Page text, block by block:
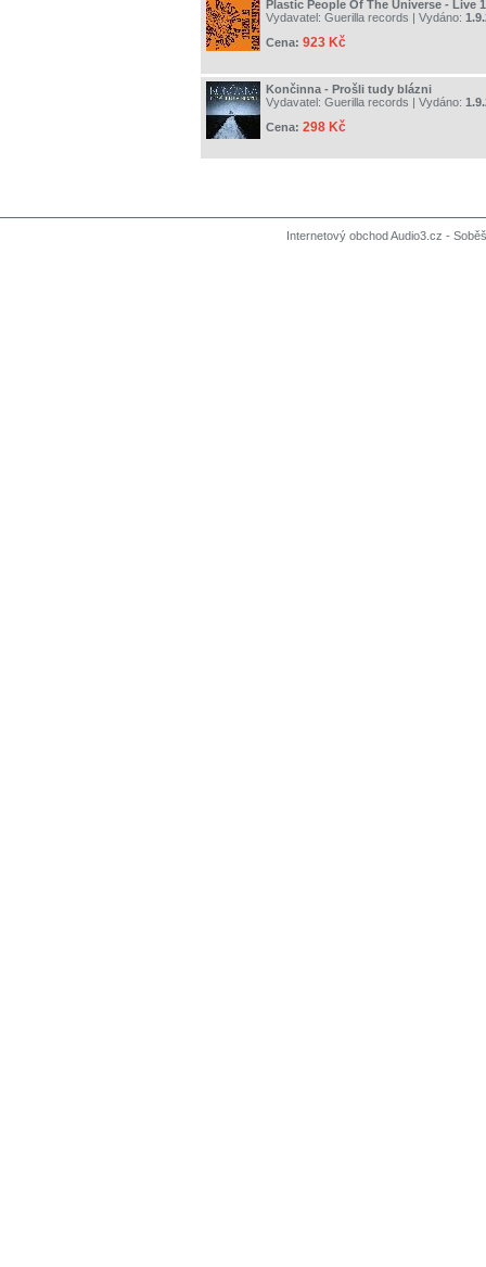
Plastic People Of The Universe - Live
Vydavatel: Guerilla records | Vydáno:
Cena: 923 Kč
Končinna - Prošli tudy blázni
Vydavatel: Guerilla records | Vydáno:
Cena: 298 Kč
Internetový obchod Audio3.cz -